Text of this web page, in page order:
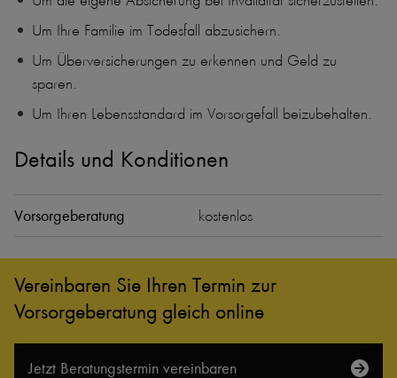
Um Ihre Familie im Todesfall abzusichern.
Um Überversicherungen zu erkennen und Geld zu
sparen.
Um Ihren Lebensstandard im Vorsorgefall beizubehalten.
Details und Konditionen
Vorsorgeberatung kostenlos
Vereinbaren Sie Ihren Termin zur
Vorsorgeberatung gleich online
Jetzt Beratungs­termin vereinbaren